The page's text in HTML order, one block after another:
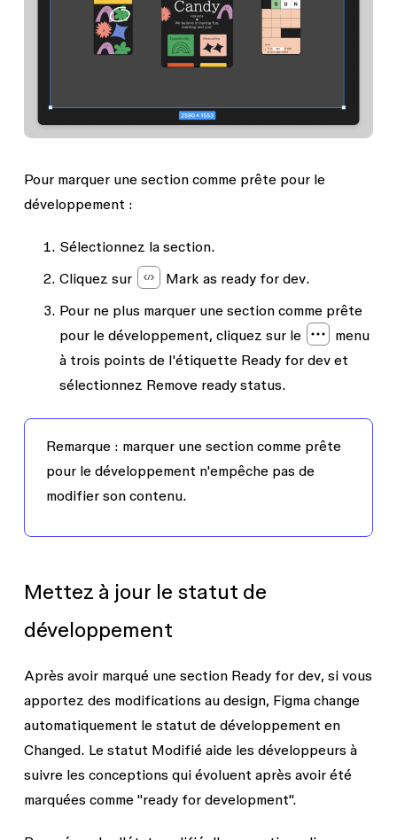
Pour marquer une section comme prête pour le
développement :
Sélectionnez la section.
Cliquez sur
Mark as ready for dev.
Pour ne plus marquer une section comme prête
pour le développement, cliquez sur le
menu
à trois points de l'étiquette Ready for devet
sélectionnez Remove ready status.
Remarque : marquer une section comme prête
pour le développement n'empêche pas de
modifier son contenu.
Mettez à jour le statut de
développement
Après avoir marqué une section Ready for dev, si vous
apportez des modifications au design, Figma change
automatiquement le statut de développement en
Changed. Le statut Modifiéaide les développeurs à
suivre les conceptions qui évoluent après avoir été
marquées comme "ready for development".